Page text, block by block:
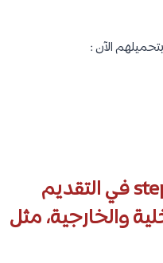
الآن :
يمكنك استخدام اختبار step في التقديم
والخارجية، مثل